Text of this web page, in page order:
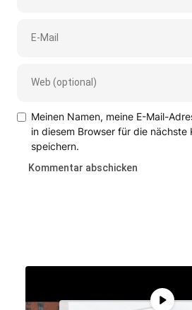
Meinen Namen, meine E-Mail-
in diesem Browser für die nächste
speichern.